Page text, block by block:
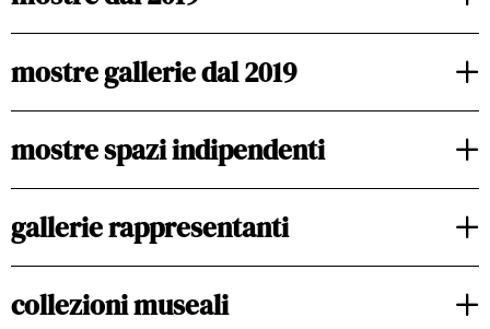
mostre gallerie dal 2019
mostre spazi indipendenti
gallerie rappresentanti
collezioni museali